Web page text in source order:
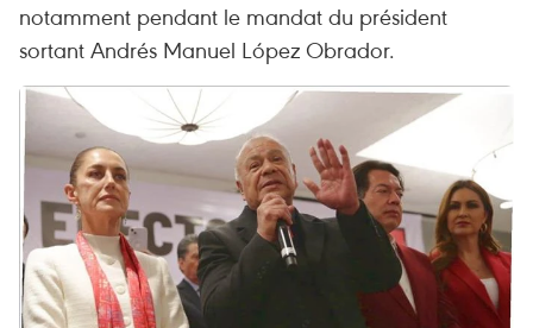
notamment pendant le mandat du président
sortant Andrés Manuel López Obrador.